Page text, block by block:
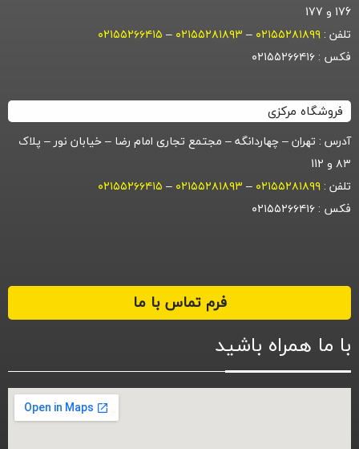
176 و 177
تلفن : ۰۲۱۵۵۲۸۱۸۹۹ – ۰۲۱۵۵۲۸۱۸۹۳ – ۰۲۱۵۵۲۶۶۴۱۵
فکس : ۰۲۱۵۵۲۶۶۴۱۶
فروشگاه مرکزی
آدرس : تهران – چهاردانگه – مجتمع تجاری امام رضا – خیابان نور – پلاک
۸۳ و 112
تلفن : ۰۲۱۵۵۲۸۱۸۹۹ – ۰۲۱۵۵۲۸۱۸۹۳ – ۰۲۱۵۵۲۶۶۴۱۵
فکس : ۰۲۱۵۵۲۶۶۴۱۶
فرم تماس با ما
با ما همراه باشید